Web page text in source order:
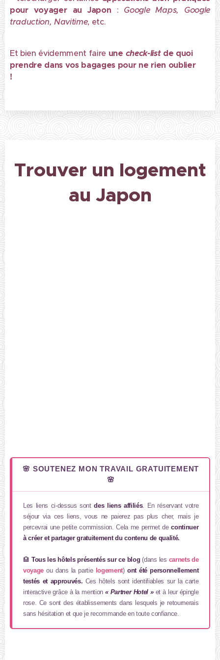
pour voyager au Japon : Google Maps, Google
traduction, Navitime, etc.
Et bien évidemment faire une check-listde quoi
prendre dans vos bagages pour ne rien oublier
!
Trouver un logement
au Japon
🌸 SOUTENEZ MON TRAVAIL GRATUITEMENT
🌸
Les liens ci-dessus sontdes liens affiliés. En réservant votre
séjour via ces liens, vous ne paierez pas plus cher, mais je
percevrai une petite commission. Cela me permet decontinuer
à créer et partager gratuitement du contenu de qualité.
🏨 Tous les hôtels présentés sur ce blog (dans les carnets de
voyage ou dans la partie logement) ont été personnellement
testés et approuvés. Ces hôtels sont identifiables sur la carte
interactive grâce à la mention « Partner Hotel »et à leur épingle
rose. Ce sont des établissements dans lesquels je retournerais
sans hésitation et que je recommande en toute confiance.